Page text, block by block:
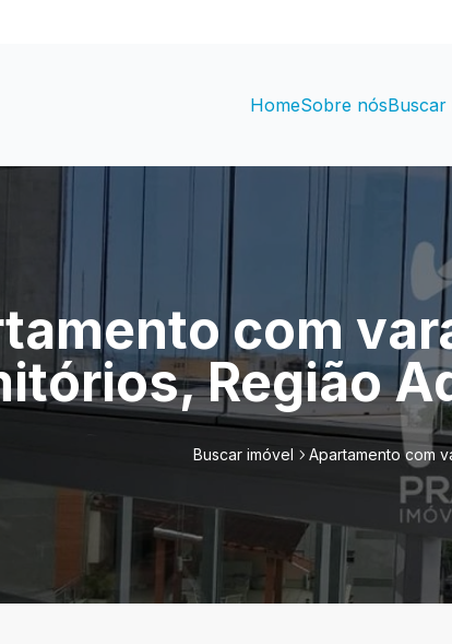
HomeSobre nósBuscar
com
Região
Buscar imóvel Apartamento com